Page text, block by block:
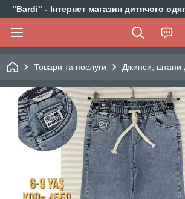
"Bardi" - Інтернет магазин дитячого
Товари та послуги Джинси, штани